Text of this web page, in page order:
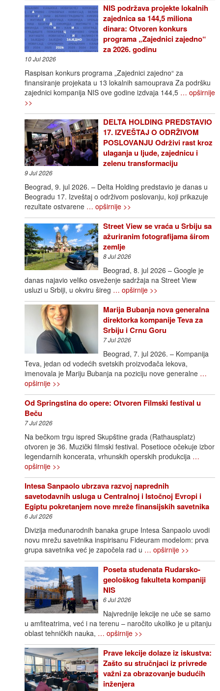
NIS podržava projekte lokalnih
zajednica sa 144,5 miliona
dinara: Otvoren konkurs
programa „Zajednici zajedno“
za 2026. godinu
10 Jul 2026
Raspisan konkurs programa „Zajednici zajedno“ za
finansiranje projekata u 13 lokalnih samouprava Za podršku
zajednici kompanija NIS ove godine izdvaja 144,5 … opširnije
>>
DELTA HOLDING PREDSTAVIO
17. IZVEŠTAJ O ODRŽIVOM
POSLOVANJU Održivi rast kroz
ulaganja u ljude, zajednicu i
zelenu transformaciju
9 Jul 2026
Beograd, 9. jul 2026. – Delta Holding predstavio je danas u
Beogradu 17. Izveštaj o održivom poslovanju, koji prikazuje
rezultate ostvarene … opširnije >>
Street View se vraća u Srbiju sa
ažuriranim fotografijama širom
zemlje
8 Jul 2026
Beograd, 8. jul 2026 – Google je
danas najavio veliko osveženje sadržaja na Street View
usluzi u Srbiji, u okviru šireg … opširnije >>
Marija Bubanja nova generalna
direktorka kompanije Teva za
Srbiju i Crnu Goru
7 Jul 2026
Beograd, 7. jul 2026. – Kompanija
Teva, jedan od vodećih svetskih proizvođača lekova,
imenovala je Mariju Bubanja na poziciju nove generalne …
opširnije >>
Od Springstina do opere: Otvoren Filmski festival u
Beču
7 Jul 2026
Na bečkom trgu ispred Skupštine grada (Rathausplatz)
otvoren je 36. Muzički filmski festival. Posetioce očekuje izbor
legendarnih koncerata, vrhunskih operskih produkcija …
opširnije >>
Intesa Sanpaolo ubrzava razvoj naprednih
savetodavnih usluga u Centralnoj i Istočnoj Evropi i
Egiptu pokretanjem nove mreže finansijskih savetnika
6 Jul 2026
Divizija međunarodnih banaka grupe Intesa Sanpaolo uvodi
novu mrežu savetnika inspirisanu Fideuram modelom: prva
grupa savetnika već je započela rad u … opširnije >>
Poseta studenata Rudarsko-
geološkog fakulteta kompaniji
NIS
6 Jul 2026
Najvrednije lekcije ne uče se samo
u amfiteatrima, već i na terenu – naročito ukoliko je u pitanju
oblast tehničkih nauka, … opširnije >>
Prave lekcije dolaze iz iskustva:
Zašto su stručnjaci iz privrede
važni za obrazovanje budućih
inženjera